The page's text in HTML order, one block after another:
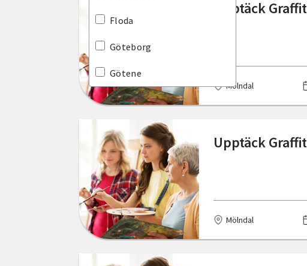
Norrbottens län
Stockholms län
Södermanlands län
Uppsala län
Värmlands län
Floda
Göteborg
Götene
Halmstad
Haparanda
Henån
Hyltebruk
Järpen
Jönköping
Upptäck
Mölndal
Upptäck
Mölndal